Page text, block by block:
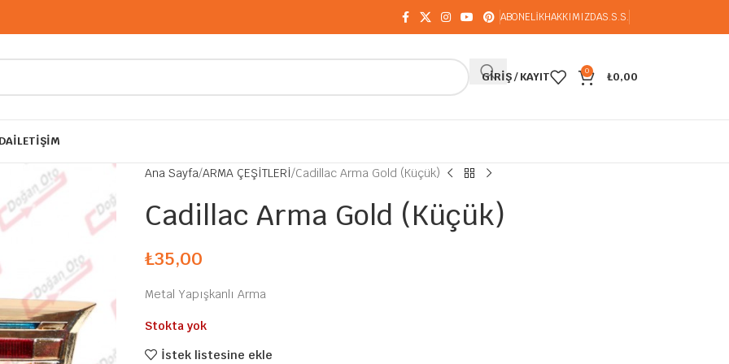
ABONELİKHAKKIMIZDAS.S.S.
GIRIŞ / KAYIT 0 ₺0,00
İLETIŞIM
Ana Sayfa ARMA ÇEŞİTLERİ Cadillac Arma Gold (Küçük)
Cadillac Arma Gold (Küçük)
₺35,00
Metal Yapışkanlı Arma
Stokta yok
İstek listesine ekle